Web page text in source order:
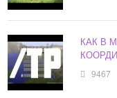
КАК В
9467